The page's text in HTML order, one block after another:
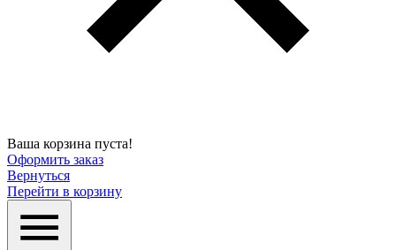
Ваша корзина пуста!
Оформить заказ
Вернуться
Перейти в корзину